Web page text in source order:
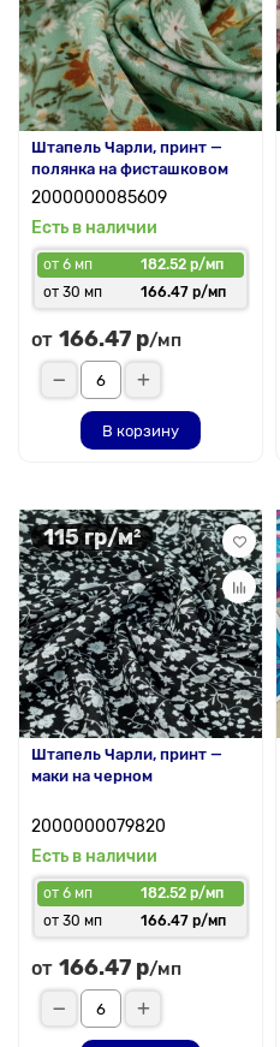
Штапель Чарли, принт —
полянка на фисташковом
2000000085609
Есть в наличии
от 6 мп
182.52 р/мп
от 30 мп
166.47 р/мп
от 166.47 р/мп
В корзину
115 гр/м²
Штапель Чарли, принт —
маки на черном
2000000079820
Есть в наличии
от 6 мп
182.52 р/мп
от 30 мп
166.47 р/мп
от 166.47 р/мп